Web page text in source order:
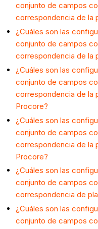
conjunto de campos
correspondencia de la
¿Cuáles son las
conjunto de campos
correspondencia de la
¿Cuáles son las
conjunto de campos
correspondencia de la
Procore?
¿Cuáles son las
conjunto de campos
correspondencia de la
Procore?
¿Cuáles son las
conjunto de campos
correspondencia de
¿Cuáles son las
conjunto de campos